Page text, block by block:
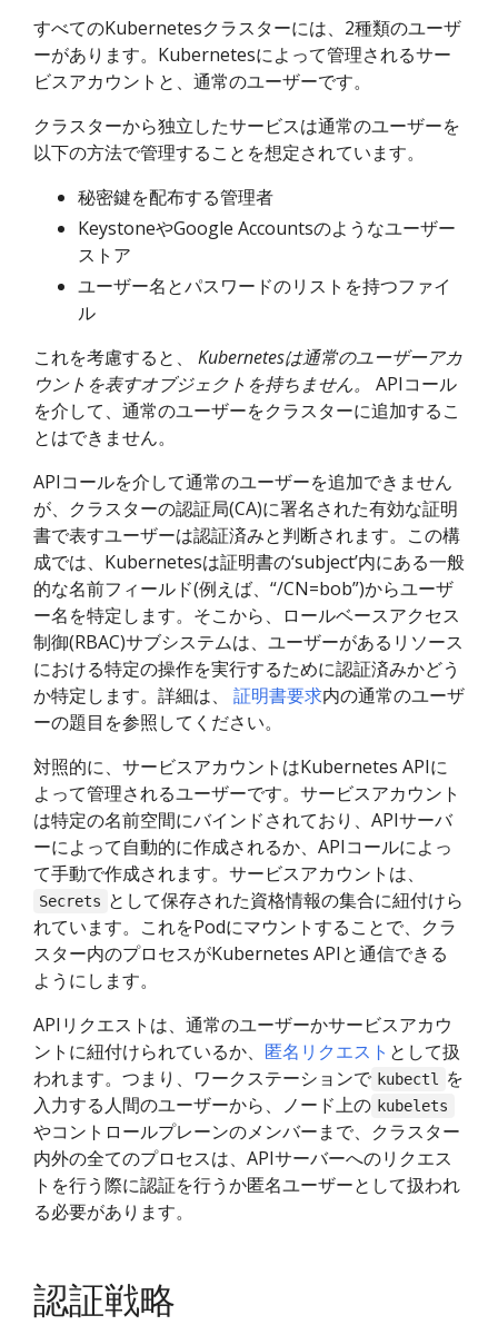
すべてのKubernetesクラスターには、2種類のユーザ
ーがあります。Kubernetesによって管理されるサー
ビスアカウントと、通常のユーザーです。
クラスターから独立したサービスは通常のユーザーを
以下の方法で管理することを想定されています。
秘密鍵を配布する管理者
KeystoneやGoogle Accountsのようなユーザー
ストア
ユーザー名とパスワードのリストを持つファイ
ル
これを考慮すると、 Kubernetesは通常のユーザーアカ
ウントを表すオブジェクトを持ちません。
APIコール
を介して、通常のユーザーをクラスターに追加するこ
とはできません。
APIコールを介して通常のユーザーを追加できません
が、クラスターの認証局(CA)に署名された有効な証明
書で表すユーザーは認証済みと判断されます。この構
成では、Kubernetesは証明書の‘subject’内にある一般
的な名前フィールド(例えば、“/CN=bob”)からユーザ
ー名を特定します。そこから、ロールベースアクセス
制御(RBAC)サブシステムは、ユーザーがあるリソース
における特定の操作を実行するために認証済みかどう
か特定します。詳細は、 証明書要求内の通常のユーザ
ーの題目を参照してください。
対照的に、サービスアカウントはKubernetes APIに
よって管理されるユーザーです。サービスアカウント
は特定の名前空間にバインドされており、APIサーバ
ーによって自動的に作成されるか、APIコールによっ
て手動で作成されます。サービスアカウントは、
Secrets として保存された資格情報の集合に紐付けら
れています。これをPodにマウントすることで、クラ
スター内のプロセスがKubernetes APIと通信できる
ようにします。
APIリクエストは、通常のユーザーかサービスアカウ
ントに紐付けられているか、 匿名リクエスト として扱
われます。つまり、ワークステーションで kubectl
を
入力する人間のユーザーから、ノード上の kubelets
やコントロールプレーンのメンバーまで、クラスター
内外の全てのプロセスは、APIサーバーへのリクエス
トを行う際に認証を行うか匿名ユーザーとして扱われ
る必要があります。
認証戦略